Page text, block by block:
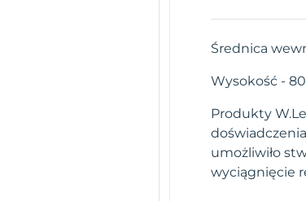
Średnica
Wysokość -
Produkty
umożliwiło
wyciągnięcie